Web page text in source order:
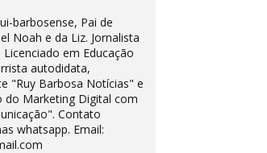
barbosense, Pai de
Noah e da Liz. Jornalista
em Educação
autodidata,
"Ruy Barbosa Notícias" e
do Marketing Digital com
Contato
whatsapp. Email: